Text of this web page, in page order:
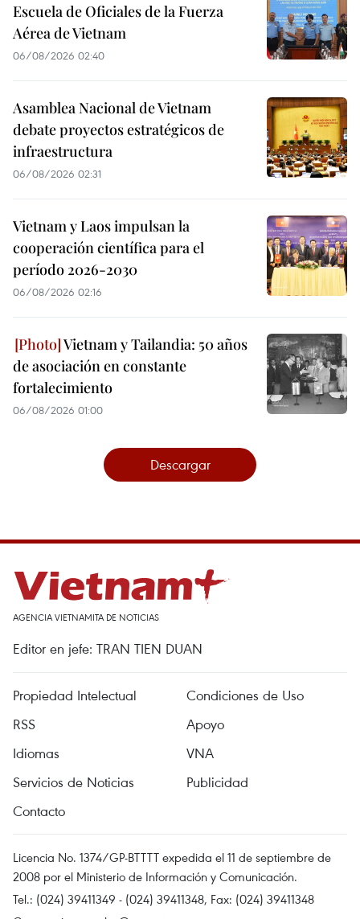
Escuela de Oficiales de la Fuerza
Aérea de Vietnam
06/08/2026 02:40
Asamblea Nacional de Vietnam
debate proyectos estratégicos de
infraestructura
06/08/2026 02:31
Vietnam y Laos impulsan la
cooperación científica para el
período 2026-2030
06/08/2026 02:16
Vietnam y Tailandia: 50 años
de asociación en constante
fortalecimiento
06/08/2026 01:00
Descargar
AGENCIA VIETNAMITA DE NOTICIAS
Editor en jefe: TRAN TIEN DUAN
Propiedad Intelectual
Condiciones de Uso
RSS
Apoyo
Idiomas
VNA
Servicios de Noticias
Publicidad
Contacto
Licencia No. 1374/GP-BTTTT expedida el 11 de septiembre de
2008 por el Ministerio de Información y Comunicación.
Tel.: (024) 39411349 - (024) 39411348, Fax: (024) 39411348